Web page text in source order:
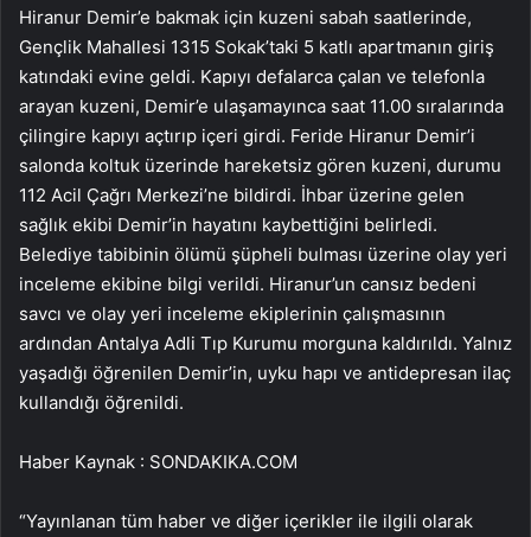
Hiranur Demir’e bakmak için kuzeni sabah saatlerinde,
Gençlik Mahallesi 1315 Sokak’taki 5 katlı apartmanın giriş
katındaki evine geldi. Kapıyı defalarca çalan ve telefonla
arayan kuzeni, Demir’e ulaşamayınca saat 11.00 sıralarında
çilingire kapıyı açtırıp içeri girdi. Feride Hiranur Demir’i
salonda koltuk üzerinde hareketsiz gören kuzeni, durumu
112 Acil Çağrı Merkezi’ne bildirdi. İhbar üzerine gelen
sağlık ekibi Demir’in hayatını kaybettiğini belirledi.
Belediye tabibinin ölümü şüpheli bulması üzerine olay yeri
inceleme ekibine bilgi verildi. Hiranur’un cansız bedeni
savcı ve olay yeri inceleme ekiplerinin çalışmasının
ardından Antalya Adli Tıp Kurumu morguna kaldırıldı. Yalnız
yaşadığı öğrenilen Demir’in, uyku hapı ve antidepresan ilaç
kullandığı öğrenildi.
Haber Kaynak : SONDAKIKA.COM
“Yayınlanan tüm haber ve diğer içerikler ile ilgili olarak